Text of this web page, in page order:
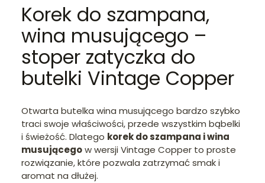
Korek do szampana,
wina musującego –
stoper zatyczka do
butelki Vintage Copper
Otwarta butelka wina musującego bardzo szybko
traci swoje właściwości, przede wszystkim bąbelki
i świeżość. Dlatego korek do szampana i wina
musującegow wersji Vintage Copper to proste
rozwiązanie, które pozwala zatrzymać smak i
aromat na dłużej.